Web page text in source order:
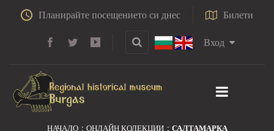
Планирайте посещението си днес Билети
Вход
НАЧАЛО ОНЛАЙН КОЛЕКЦИИ САЛТАМАРКА